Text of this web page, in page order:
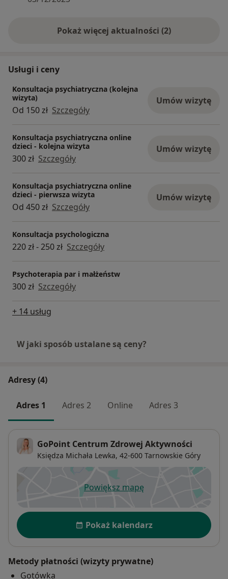
Pokaż więcej aktualności (2)
Usługi i ceny
Konsultacja psychiatryczna (kolejna
wizyta)
Od 150 zł Szczegóły
Umów wizytę
Konsultacja psychiatryczna online
dzieci - kolejna wizyta
300 zł Szczegóły
Umów wizytę
Konsultacja psychiatryczna online
dzieci - pierwsza wizyta
Od 450 zł Szczegóły
Umów wizytę
Konsultacja psychologiczna
220 zł - 250 zł Szczegóły
Psychoterapia par i małżeństw
300 zł Szczegóły
+ 14 usług
W jaki sposób ustalane są ceny?
Adresy (4)
Adres 1 Adres 2 Online Adres 3
GoPoint Centrum Zdrowej Aktywności
Księdza Michała Lewka, 42-600 Tarnowskie Góry
Powiększ mapęotwiera się w nowej karcie
Dostępność
Pokaż kalendarz
Metody płatności (wizyty prywatne)
Gotówka